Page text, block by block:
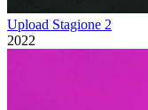
Upload Stagione 2
2022